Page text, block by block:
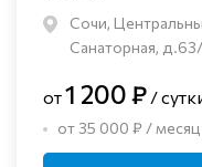
Сочи,
Санаторная,
от1 200 ₽ /
от 35 000 ₽ / месяц